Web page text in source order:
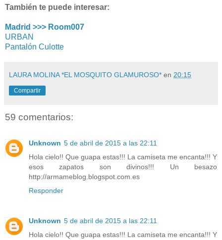
También te puede interesar:
Madrid >>> Room007
URBAN
Pantalón Culotte
LAURA MOLINA *EL MOSQUITO GLAMUROSO* en 20:15
Compartir
59 comentarios:
Unknown 5 de abril de 2015 a las 22:11
Hola cielo!! Que guapa estas!!! La camiseta me encanta!!! Y
esos zapatos son divinos!!! Un besazo
http://armameblog.blogspot.com.es
Responder
Unknown 5 de abril de 2015 a las 22:11
Hola cielo!! Que guapa estas!!! La camiseta me encanta!!! Y